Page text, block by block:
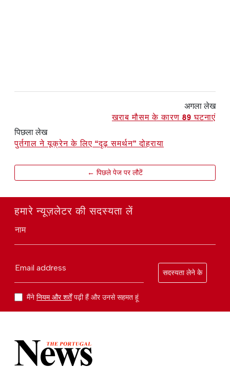
अगला लेख
खराब मौसम के कारण 89 घटनाएं
पिछला लेख
पुर्तगाल ने यूक्रेन के लिए “दृढ़ समर्थन” दोहराया
← पिछले पेज पर लौटें
हमारे न्यूज़लेटर की सदस्यता लें
नाम
Email address
सदस्यता लेने के
मैंने नियम और शर्तेंपढ़ी हैं और उनसे सहमत हूं